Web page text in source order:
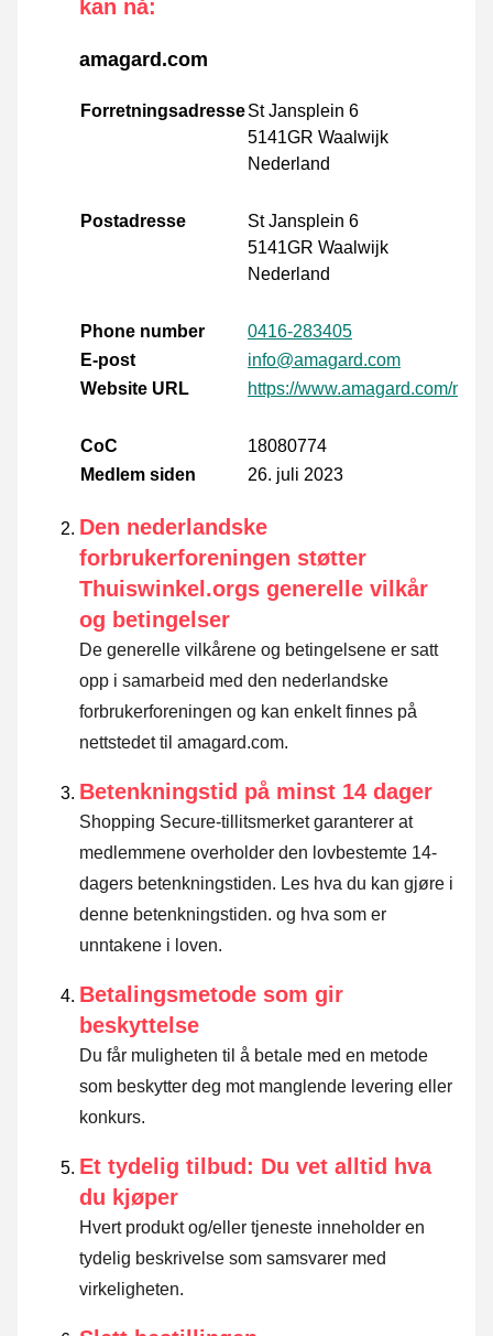
kan nå:
amagard.com
ForretningsadresseSt Jansplein 6
5141GR Waalwijk
Nederland
Postadresse
St Jansplein 6
5141GR Waalwijk
Nederland
Phone number
0416-283405
E-post
info@amagard.com
Website URL
https://www.amagard.com/nl/
CoC
18080774
Medlem siden
26. juli 2023
Den nederlandske
forbrukerforeningen støtter
Thuiswinkel.orgs generelle vilkår
og betingelser
De generelle vilkårene og betingelsene er satt
opp i samarbeid med den nederlandske
forbrukerforeningen og kan enkelt finnes på
nettstedet til amagard.com.
Betenkningstid på minst 14 dager
Shopping Secure-tillitsmerket garanterer at
medlemmene overholder den lovbestemte 14-
dagers betenkningstiden. Les hva du kan gjøre i
denne betenkningstiden. og hva som er
unntakene i loven.
Betalingsmetode som gir
beskyttelse
Du får muligheten til å betale med en metode
som beskytter deg mot manglende levering eller
konkurs.
Et tydelig tilbud: Du vet alltid hva
du kjøper
Hvert produkt og/eller tjeneste inneholder en
tydelig beskrivelse som samsvarer med
virkeligheten.